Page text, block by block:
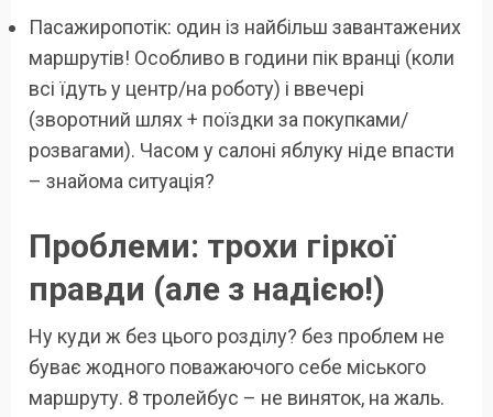
Пасажиропотік: один із найбільш завантажених
маршрутів! Особливо в години пік вранці (коли
всі їдуть у центр/на роботу) і ввечері
(зворотний шлях + поїздки за покупками/
розвагами). Часом у салоні яблуку ніде впасти
– знайома ситуація?
Проблеми: трохи гіркої
правди (але з надією!)
Ну куди ж без цього розділу? без проблем не
буває жодного поважаючого себе міського
маршруту. 8 тролейбус – не виняток, на жаль.